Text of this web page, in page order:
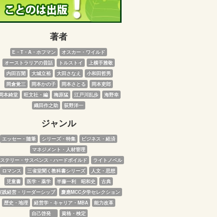
著者
E・T・A・ホフマン
オスカー・ワイルド
オーストラリアの昔話
トルストイ
上横手雅敬
内田百閒
大城立裕 大田さなえ
小和田哲男
岡倉覚三
岡本かの子 岡本さとる
岡本吏郎
本綺堂
旺文社・編 梅原猛 江戸川乱歩
海野幸
織田作之助
荻野洋一
ジャンル
エッセー・随筆 シリーズ・特集
ビジネス・経済
マネジメント・人材管理
テリー・サスペンス・ハードボイルド
ライトノベル
ロマンス
三省堂聞く教科書シリーズ
人文・思想
児童書
医学・薬学 半藤一利　昭和史
古典
践経営・リーダーシップ
慶應MCC夕学セレクション
歴史・地理
経営学・キャリア・MBA
能力改革
自己啓発
資格・検定